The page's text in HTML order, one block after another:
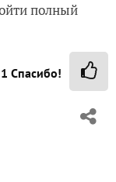
полный
1 Спасибо!